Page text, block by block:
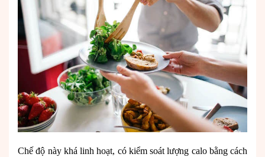
Chế độ này khá linh hoạt, có kiểm soát lượng calo bằng cách